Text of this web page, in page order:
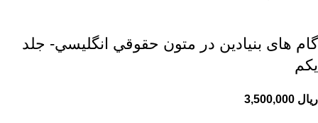
گام های بنیادین در متون حقوقي انگليسي- جلد
يكم
ریال